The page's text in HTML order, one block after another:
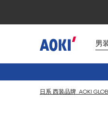
男
日系 西装品牌 AOKI